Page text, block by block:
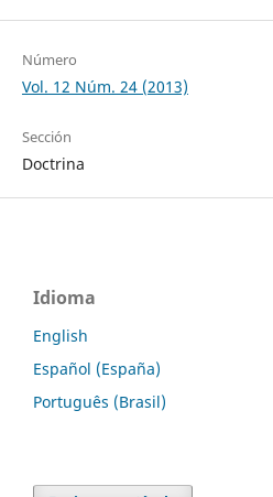
Número
Vol. 12 Núm. 24 (2013)
Sección
Doctrina
Idioma
English
Español (España)
Português (Brasil)